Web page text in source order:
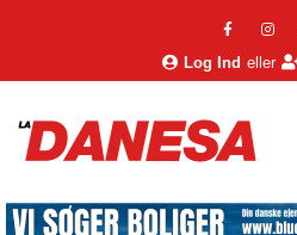
Log Ind eller